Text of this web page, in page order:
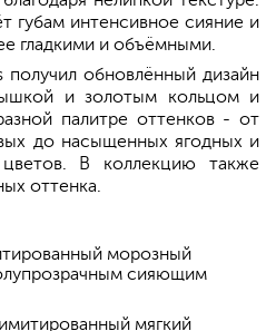
губам интенсивное сияние и
гладкими и объёмными.
обновлённый дизайн
и золотым кольцом и
палитре оттенков - от
до насыщенных ягодных и
В коллекцию также
оттенка.
морозный
сияющим
мягкий